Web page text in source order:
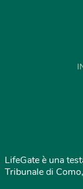
LifeGate è una
Tribunale di